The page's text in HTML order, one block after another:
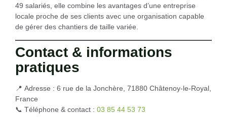
49 salariés, elle combine les avantages d’une entreprise
locale proche de ses clients avec une organisation capable
de gérer des chantiers de taille variée.
Contact & informations
pratiques
📍 Adresse : 6 rue de la Jonchère, 71880 Châtenoy-le-Royal,
France
📞 Téléphone & contact : 03 85 44 53 73